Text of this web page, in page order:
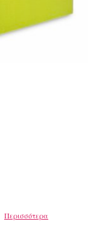
Περισσότερα